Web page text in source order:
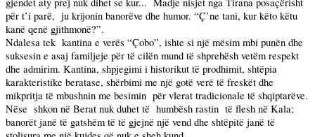
për t’i parë, ju krijonin banorëve dhe humor. “Ç’ne tani, kur këto këtu
kanë qenë gjithmonë?”.
Ndalesa tek kantina e verës “Çobo”, ishte si një mësim mbi punën dhe
suksesin e asaj familjeje për të cilën mund të shprehësh vetëm respekt
dhe admirim. Kantina, shpjegimi i historikut të prodhimit, shtëpia
karakteristike beratase, shërbimi me një gotë verë të freskët dhe
mikpritja të mbushnin me besimin për vlerat tradicionale të shqiptarëve.
Nëse shkon në Berat nuk duhet të humbësh rastin të flesh në Kala;
banorët janë të gatshëm të të gjejnë një vend dhe shtëpitë janë të